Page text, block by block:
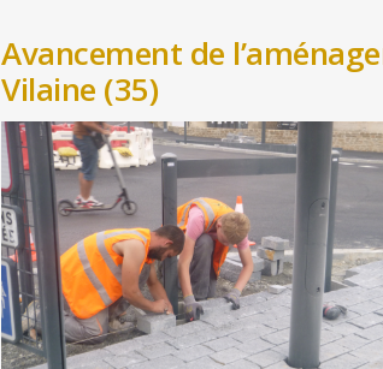
Avancement de
Vilaine (35)